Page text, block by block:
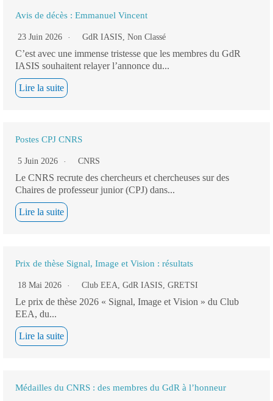
Avis de décès : Emmanuel Vincent
23 Juin 2026 GdR IASIS, Non Classé
C’est avec une immense tristesse que les membres du GdR
IASIS souhaitent relayer l’annonce du...
Lire la suite
Postes CPJ CNRS
5 Juin 2026 CNRS
Le CNRS recrute des chercheurs et chercheuses sur des
Chaires de professeur junior (CPJ) dans...
Lire la suite
Prix de thèse Signal, Image et Vision : résultats
18 Mai 2026 Club EEA, GdR IASIS, GRETSI
Le prix de thèse 2026 « Signal, Image et Vision » du Club
EEA, du...
Lire la suite
Médailles du CNRS : des membres du GdR à l’honneur